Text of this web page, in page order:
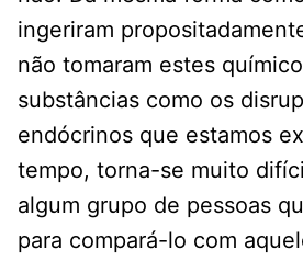
ingeriram
não tomaram estes
substâncias como os
endócrinos que estamos
tempo, torna-se muito
algum grupo de pessoas
para compará-lo com